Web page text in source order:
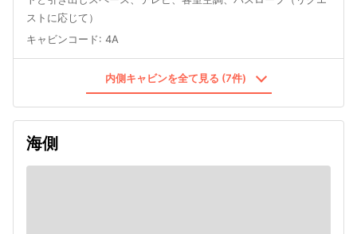
ストに応じて）
キャビンコード: 4A
内側キャビンを全て見る (7件)
海側